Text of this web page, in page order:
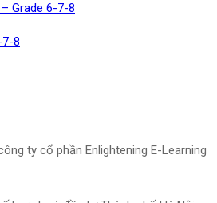
Grade 6-7-8
8
ty cổ phần Enlightening E-Learning